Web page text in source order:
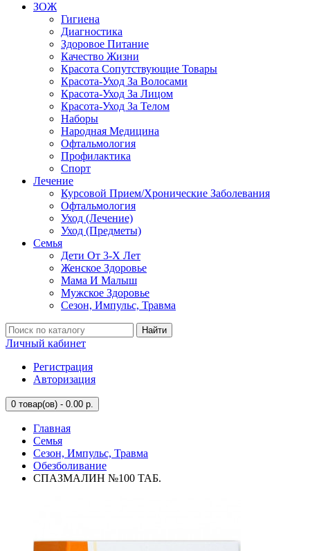
ЗОЖ
Гигиена
Диагностика
Здоровое Питание
Качество Жизни
Красота Сопутствующие Товары
Красота-Уход За Волосами
Красота-Уход За Лицом
Красота-Уход За Телом
Наборы
Народная Медицина
Офтальмология
Профилактика
Спорт
Лечение
Курсовой Прием/Хронические Заболевания
Офтальмология
Уход (Лечение)
Уход (Предметы)
Семья
Дети От 3-Х Лет
Женское Здоровье
Мама И Малыш
Мужское Здоровье
Сезон, Импульс, Травма
Найти
Личный кабинет
Регистрация
Авторизация
0 товар(ов) - 0.00 р.
Главная
Семья
Сезон, Импульс, Травма
Обезболивание
СПАЗМАЛИН №100 ТАБ.